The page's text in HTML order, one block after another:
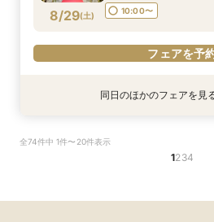
フェアを予約
フェアを予約
8/29(土) 10:00〜
フェアを予
特典あり
8/29
市中央公会堂で叶える
＠ブライダルサロン
10:00〜
8/29
会堂で叶う特別な結婚
イナビ限定成約特典あ
11:00〜
特典あり
8/29
会堂で叶えるフォトウ
ダルサロン★2名様
10:00〜
同日のほかのフェアを見
全74件中 1件〜20件表示
1234